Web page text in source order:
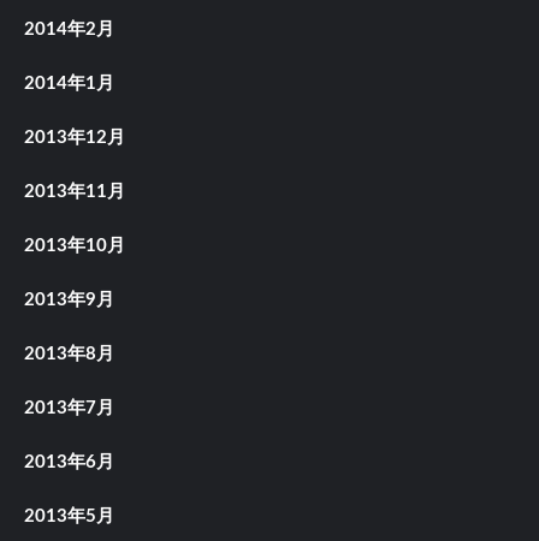
2014年2月
2014年1月
2013年12月
2013年11月
2013年10月
2013年9月
2013年8月
2013年7月
2013年6月
2013年5月